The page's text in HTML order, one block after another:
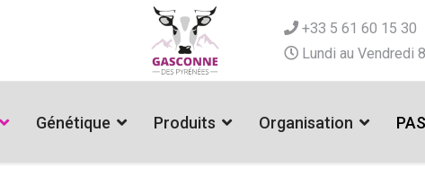
+33 5 61 60 15 30
Lundi au Vendredi
Génétique Produits Organisation